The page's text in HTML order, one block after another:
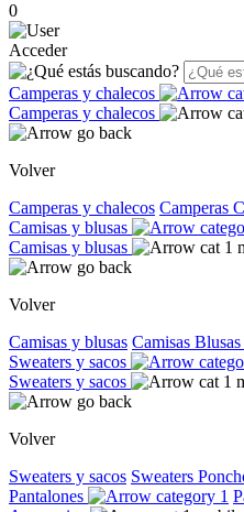
0
Acceder
Camperas y chalecos
Camperas y chalecos
Volver
Camperas y chalecos Camperas
Camisas y blusas
Camisas y blusas
Volver
Camisas y blusas Camisas Blusas
Sweaters y sacos
Sweaters y sacos
Volver
Sweaters y sacos Sweaters
Pantalones